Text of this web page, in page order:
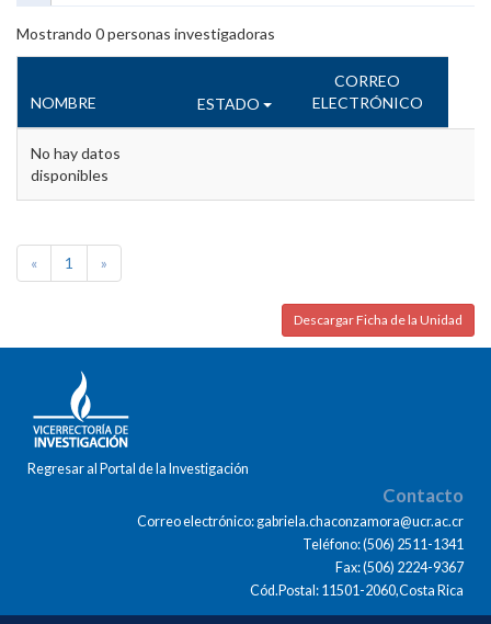
Mostrando 0personas investigadoras
NOMBRE ESTADO
CORREO
ELECTRÓNICO
No hay datos
disponibles
« 1 »
Descargar Ficha de la Unidad
Regresar al Portal de la Investigación
Contacto
Correo electrónico: gabriela.chaconzamora@ucr.ac.cr
Teléfono: (506) 2511-1341
Fax: (506) 2224-9367
Cód.Postal: 11501-2060,Costa Rica